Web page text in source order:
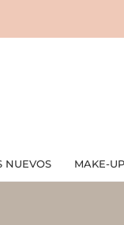
NUEVOS MAKE-UP